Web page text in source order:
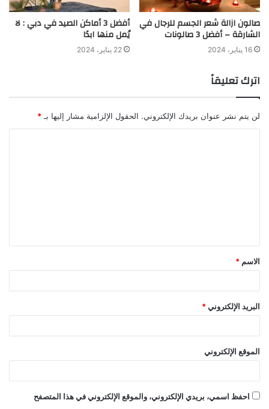
صالون ازالة شعر الجسم للرجال في
الشارقة – أفضل 3 صالونات
16 يناير، 2024
أفضل 3 أماكن الصيد في دبي : لا
يُمل منها ابدًا
22 يناير، 2024
اترك تعليقاً
لن يتم نشر عنوان بريدك الإلكتروني. الحقول الإلزامية مشار إليها بـ *
الاسم *
البريد الإلكتروني *
الموقع الإلكتروني
احفظ اسمي، بريدي الإلكتروني، والموقع الإلكتروني في هذا المتصفح